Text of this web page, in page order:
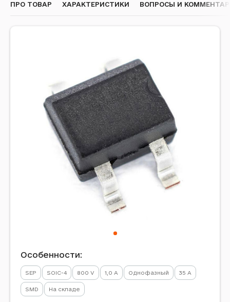
ПРО ТОВАР ХАРАКТЕРИСТИКИ ВОПРОСЫ И
Особенности:
SEP SOIC-4 800 V 1,0 А Однофазный 35 A
SMD На складе